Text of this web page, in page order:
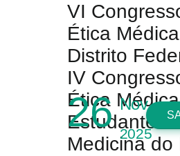
VI
Ética
Distrito
IV
Ética
Estudantes
Medicina do
26 Nov
2025